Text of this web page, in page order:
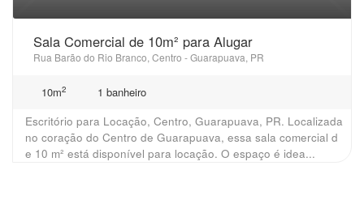
Sala Comercial de 10m² para Alugar
Rua Barão do Rio Branco, Centro - Guarapuava, PR
10m2
1 banheiro
Escritório para Locação, Centro, Guarapuava, PR. Localizada
no coração do Centro de Guarapuava, essa sala comercial d
e 10 m² está disponível para locação. O espaço é idea...